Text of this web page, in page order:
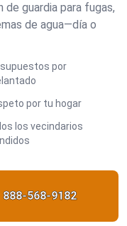
guardia para fugas,
de agua—día o
por
por tu hogar
los vecindarios
888-568-9182